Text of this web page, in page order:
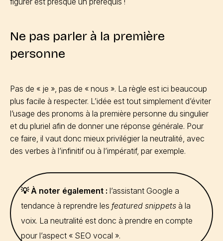
Ne pas parler à la première
personne
Pas de « je », pas de « nous ». La règle est ici beaucoup
plus facile à respecter. L’idée est tout simplement d’éviter
l’usage des pronoms à la première personne du singulier
et du pluriel afin de donner une réponse générale. Pour
ce faire, il vaut donc mieux privilégier la neutralité, avec
des verbes à l’infinitif ou à l’impératif, par exemple.
💡 À noter également : l’assistant Google a
tendance à reprendre les featured snippets à la
voix. La neutralité est donc à prendre en compte
pour l’aspect « SEO vocal ».